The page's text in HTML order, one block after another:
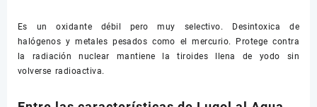
Es un oxidante débil pero muy selectivo. Desintoxica de
halógenos y metales pesados como el mercurio. Protege contra
la radiación nuclear mantiene la tiroides llena de yodo sin
volverse radioactiva.